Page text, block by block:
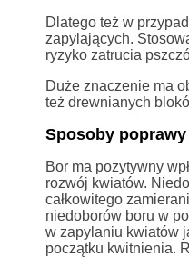
Dlatego też w
zapylających.
ryzyko zatrucia
Duże znaczenie ma
też drewnianych
Sposoby
Bor ma pozytywny
rozwój kwiatów.
całkowitego
niedoborów boru w
w zapylaniu kwiatów
początku kwitnienia.